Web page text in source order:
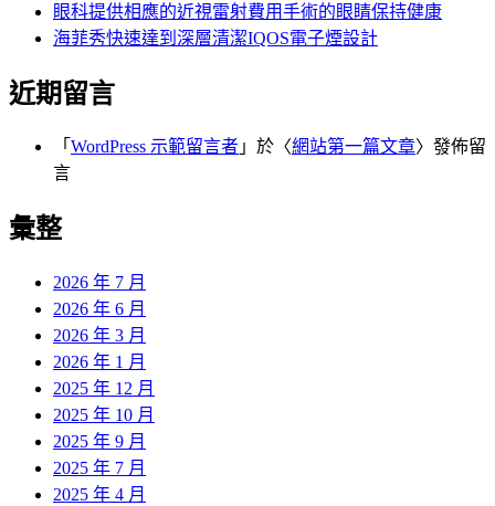
眼科提供相應的近視雷射費用手術的眼睛保持健康
海菲秀快速達到深層清潔IQOS電子煙設計
近期留言
「 WordPress 示範留言者 」於〈網站第一篇文章〉發佈留
言
彙整
2026 年 7 月
2026 年 6 月
2026 年 3 月
2026 年 1 月
2025 年 12 月
2025 年 10 月
2025 年 9 月
2025 年 7 月
2025 年 4 月